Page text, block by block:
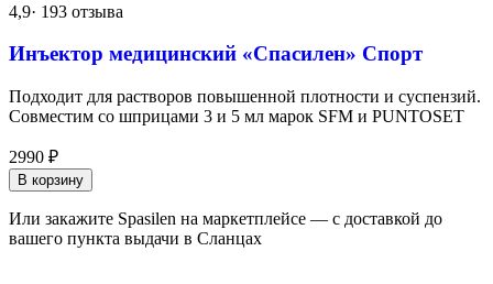
4,9· 193 отзыва
Инъектор медицинский «Спасилен» Спорт
Подходит для растворов повышенной плотности и суспензий.
Совместим со шприцами 3 и 5 мл марок SFM и PUNTOSET
2990 ₽
В корзину
Или закажите Spasilen на маркетплейсе — с доставкой до
вашего пункта выдачи в Сланцах